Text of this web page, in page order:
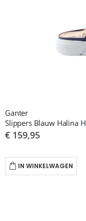
Ganter
Slippers Blauw Halina H
€ 159,95
IN WINKELWAGEN